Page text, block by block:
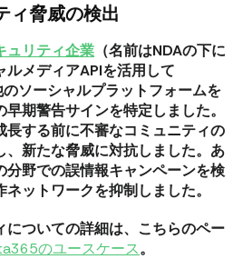
ィ脅威の検出
ュリティ企業 （名前はNDAの下に
ルメディアAPIを活用して
ソーシャルプラットフォームを
期警告サインを特定しました。
長する前に不審なコミュニティの
新たな脅威に対抗しました。あ
分野での誤情報キャンペーンを検
ネットワークを抑制しました。
についての詳細は、こちらのペー
のユースケース。